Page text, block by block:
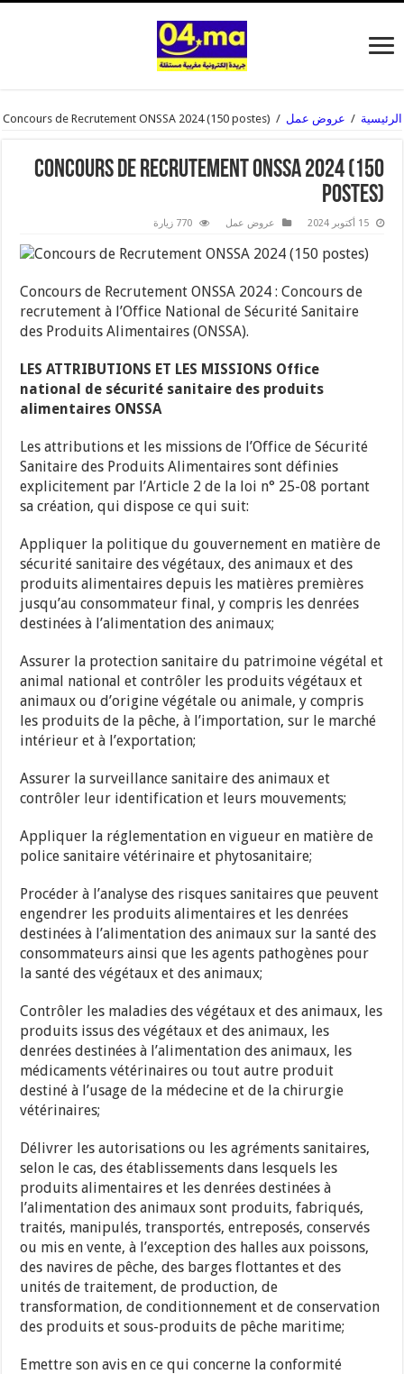
الرئيسية / عروض عمل /
Concours de Recrutement ONSSA 2024 (150 postes)
Concours de Recrutement ONSSA 2024 (150
postes)
15 أكتوبر 2024 عروض عمل 770 زيارة
Concours de Recrutement ONSSA 2024 : Concours de
recrutement à l’Office National de Sécurité Sanitaire
des Produits Alimentaires (ONSSA).
LES ATTRIBUTIONS ET LES MISSIONS Office
national de sécurité sanitaire des produits
alimentaires ONSSA
Les attributions et les missions de l’Office de Sécurité
Sanitaire des Produits Alimentaires sont définies
explicitement par l’Article 2 de la loi n° 25-08 portant
sa création, qui dispose ce qui suit:
Appliquer la politique du gouvernement en matière de
sécurité sanitaire des végétaux, des animaux et des
produits alimentaires depuis les matières premières
jusqu’au consommateur final, y compris les denrées
destinées à l’alimentation des animaux;
Assurer la protection sanitaire du patrimoine végétal et
animal national et contrôler les produits végétaux et
animaux ou d’origine végétale ou animale, y compris
les produits de la pêche, à l’importation, sur le marché
intérieur et à l’exportation;
Assurer la surveillance sanitaire des animaux et
contrôler leur identification et leurs mouvements;
Appliquer la réglementation en vigueur en matière de
police sanitaire vétérinaire et phytosanitaire;
Procéder à l’analyse des risques sanitaires que peuvent
engendrer les produits alimentaires et les denrées
destinées à l’alimentation des animaux sur la santé des
consommateurs ainsi que les agents pathogènes pour
la santé des végétaux et des animaux;
Contrôler les maladies des végétaux et des animaux, les
produits issus des végétaux et des animaux, les
denrées destinées à l’alimentation des animaux, les
médicaments vétérinaires ou tout autre produit
destiné à l’usage de la médecine et de la chirurgie
vétérinaires;
Délivrer les autorisations ou les agréments sanitaires,
selon le cas, des établissements dans lesquels les
produits alimentaires et les denrées destinées à
l’alimentation des animaux sont produits, fabriqués,
traités, manipulés, transportés, entreposés, conservés
ou mis en vente, à l’exception des halles aux poissons,
des navires de pêche, des barges flottantes et des
unités de traitement, de production, de
transformation, de conditionnement et de conservation
des produits et sous-produits de pêche maritime;
Emettre son avis en ce qui concerne la conformité